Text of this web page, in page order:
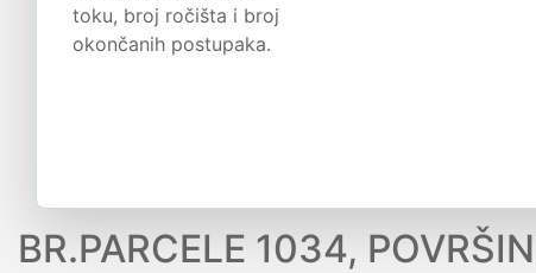
toku, broj ročišta i broj
okončanih postupaka.
BR.PARCELE 1034,